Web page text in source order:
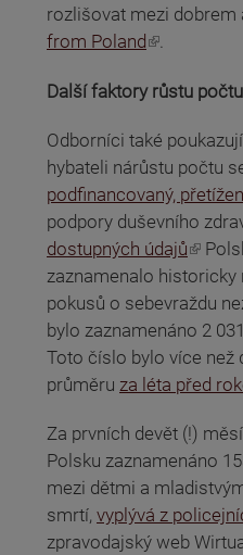
rozlišovat mezi dobrem
from Poland
(odkaz je externí) .
Další faktory růstu
Odborníci také
hybateli nárůstu počtu
podfinancovaný,
(odkaz je externí)
podpory duševního
dostupných údajů
(odkaz je externí)
zaznamenalo historicky
pokusů o sebevraždu
bylo zaznamenáno 2
Toto číslo bylo více než
průměru za léta před
(odkaz je externí)
Za prvních devět (!)
Polsku zaznamenáno
mezi dětmi a
smrtí, vyplývá z
(odkaz je externí)
zpravodajský web